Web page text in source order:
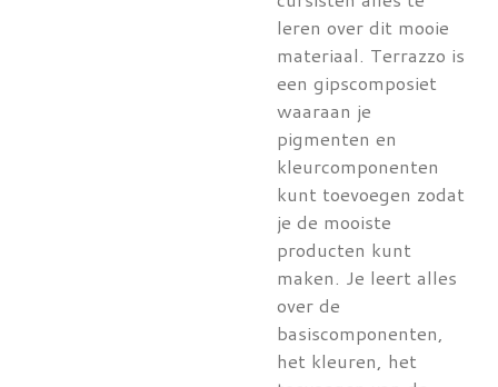
leren over dit mooie
materiaal. Terrazzo is
een gipscomposiet
waaraan je
pigmenten en
kleurcomponenten
kunt toevoegen zodat
je de mooiste
producten kunt
maken. Je leert alles
over de
basiscomponenten,
het kleuren, het